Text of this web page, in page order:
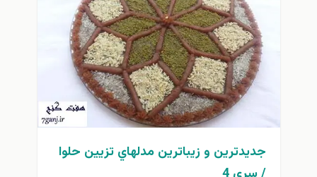
جديدترين و زيباترين مدلهاي تزيين حلوا